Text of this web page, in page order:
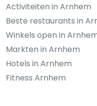
Activiteiten in Arnhem
Beste restaurants in
Winkels open in
Markten in Arnhem
Hotels in Arnhem
Fitness Arnhem